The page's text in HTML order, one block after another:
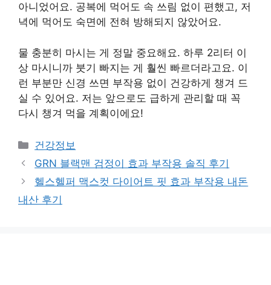
아니었어요. 공복에 먹어도 속 쓰림 없이 편했고, 저
녁에 먹어도 숙면에 전혀 방해되지 않았어요.
물 충분히 마시는 게 정말 중요해요. 하루 2리터 이
상 마시니까 붓기 빠지는 게 훨씬 빠르더라고요. 이
런 부분만 신경 쓰면 부작용 없이 건강하게 챙겨 드
실 수 있어요. 저는 앞으로도 급하게 관리할 때 꼭
다시 챙겨 먹을 계획이에요!
카
테
리
건강정보
GRN 블랙맨 검정이 효과 부작용 솔직 후기
헬스헬퍼 맥스컷 다이어트 핏 효과 부작용 내돈
내산 후기